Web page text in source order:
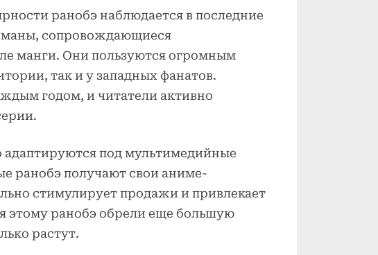
ранобэ наблюдается в последние
сопровождающиеся
манги. Они пользуются огромным
так и у западных фанатов.
годом, и читатели активно
адаптируются под мультимедийные
ранобэ получают свои аниме-
стимулирует продажи и привлекает
этому ранобэ обрели еще большую
растут.